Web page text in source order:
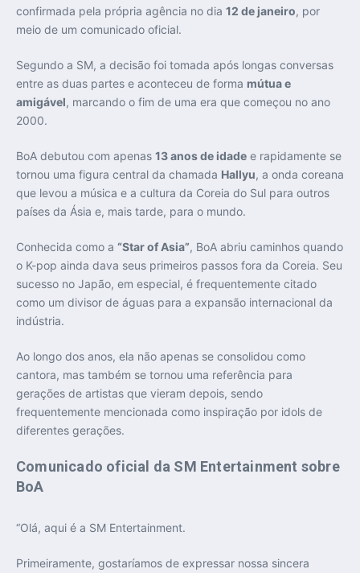
confirmada pela própria agência no dia 12 de janeiro, por
meio de um comunicado oficial.
Segundo a SM, a decisão foi tomada após longas conversas
entre as duas partes e aconteceu de forma mútua e
amigável, marcando o fim de uma era que começou no ano
2000.
BoA debutou com apenas 13 anos de idade e rapidamente se
tornou uma figura central da chamada Hallyu, a onda coreana
que levou a música e a cultura da Coreia do Sul para outros
países da Ásia e, mais tarde, para o mundo.
Conhecida como a “Star of Asia”, BoA abriu caminhos quando
o K-pop ainda dava seus primeiros passos fora da Coreia. Seu
sucesso no Japão, em especial, é frequentemente citado
como um divisor de águas para a expansão internacional da
indústria.
Ao longo dos anos, ela não apenas se consolidou como
cantora, mas também se tornou uma referência para
gerações de artistas que vieram depois, sendo
frequentemente mencionada como inspiração por idols de
diferentes gerações.
Comunicado oficial da SM Entertainment sobre
BoA
“Olá, aqui é a SM Entertainment.
Primeiramente, gostaríamos de expressar nossa sincera